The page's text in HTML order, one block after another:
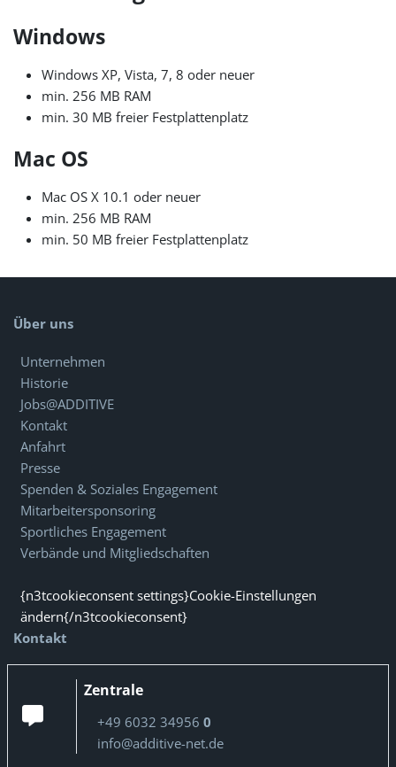
Windows
Windows XP, Vista, 7, 8 oder neuer
min. 256 MB RAM
min. 30 MB freier Festplattenplatz
Mac OS
Mac OS X 10.1 oder neuer
min. 256 MB RAM
min. 50 MB freier Festplattenplatz
Über uns
Unternehmen
Historie
Jobs@ADDITIVE
Kontakt
Anfahrt
Presse
Spenden & Soziales Engagement
Mitarbeitersponsoring
Sportliches Engagement
Verbände und Mitgliedschaften
{n3tcookieconsent settings}Cookie-Einstellungen
ändern{/n3tcookieconsent}
Kontakt
Zentrale
+49 6032 34956 0
info@additive-net.de